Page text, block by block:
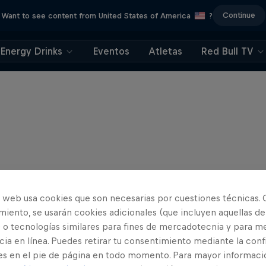
Want to see content from United States of America ? Continue
Energy Drinks Eventos Atletas Red Bull TV
web usa cookies que son necesarias por cuestiones técnicas.
se usarán cookies adicionales (que incluyen aquellas de
tecnologías similares para fines de mercadotecnia y para
en línea. Puedes retirar tu consentimiento mediante la
en el pie de página en todo momento. Para mayor